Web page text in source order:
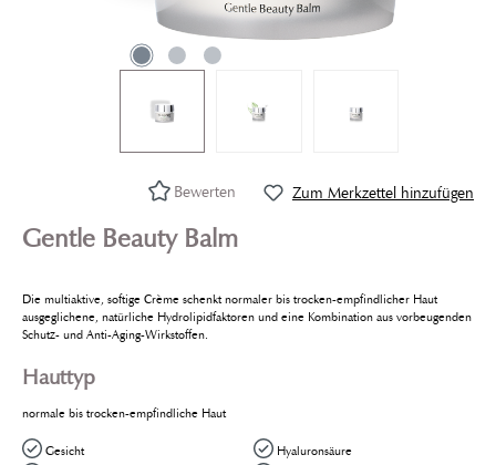
Zum Merkzettel hinzufügen
Bewerten
Gentle Beauty Balm
Die multiaktive, softige Crème schenkt normaler bis trocken-empfindlicher Haut
ausgeglichene, natürliche Hydrolipidfaktoren und eine Kombination aus vorbeugenden
Schutz- und Anti-Aging-Wirkstoffen.
Hauttyp
normale bis trocken-empfindliche Haut
Gesicht
Hyaluronsäure